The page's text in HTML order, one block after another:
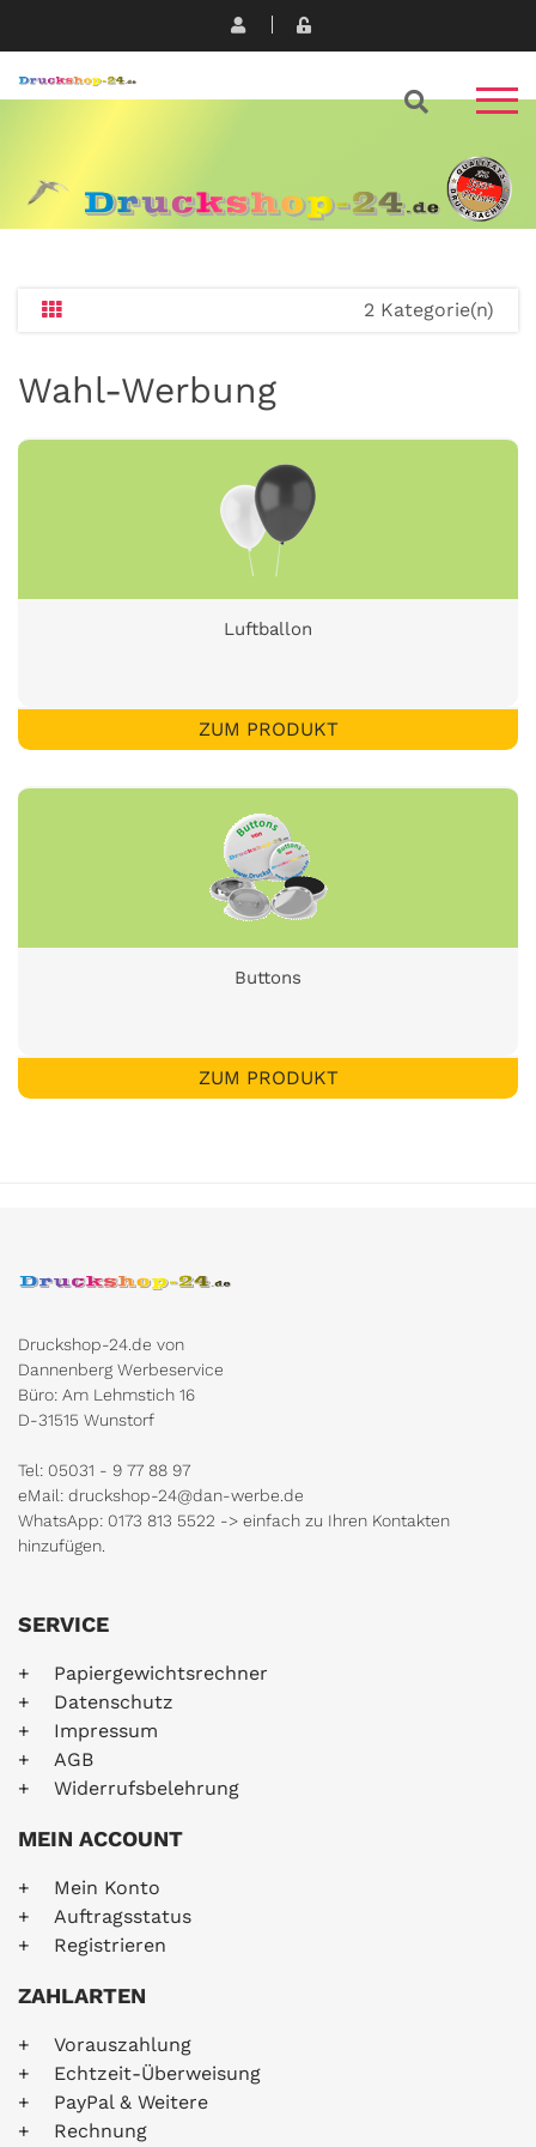
2 Kategorie(n)
Wahl-Werbung
Luftballon
ZUM PRODUKT
Buttons
ZUM PRODUKT
Druckshop-24.de von
Dannenberg Werbeservice
Büro: Am Lehmstich 16
D-31515 Wunstorf
Tel: 05031 - 9 77 88 97
eMail: druckshop-24@dan-werbe.de
WhatsApp: 0173 813 5522 -> einfach zu Ihren Kontakten
hinzufügen.
SERVICE
Papiergewichtsrechner
Datenschutz
Impressum
AGB
Widerrufsbelehrung
MEIN ACCOUNT
Mein Konto
Auftragsstatus
Registrieren
ZAHLARTEN
Vorauszahlung
Echtzeit-Überweisung
PayPal & Weitere
Rechnung